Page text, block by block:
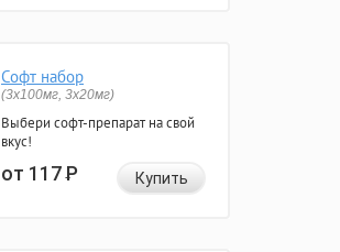
Софт набор
(3x100мг, 3x20мг)
Выбери софт-препарат на свой
вкус!
от 117Р Купить